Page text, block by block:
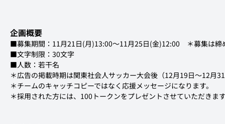
企画概要
■募集期間：11月21日(月)13:00～11月25日(金)12:00　＊募集は締
■文字制限：30文字
■人数：若干名
＊広告の掲載時期は関東社会人サッカー大会後（12月19日〜12月
＊チームのキャッチコピーではなく応援メッセージになります。
＊採用された方には、100トークンをプレゼントさせていただきま